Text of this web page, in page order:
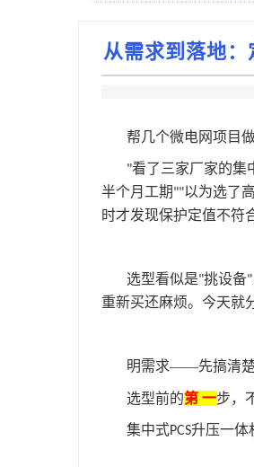
从需求到落地：
帮几个微电网项目
"看了三家厂家的集
半个月工期""以为选了
时才发现保护定值不
选型看似是"挑设备"
重新买还麻烦。今天就
明需求——先搞清楚
选型前的第 一步，
集中式PCS升压一体